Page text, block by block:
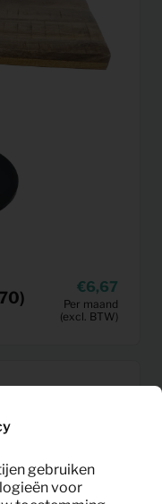
6,67
Per maand
(excl. BTW)
gebruiken
voor